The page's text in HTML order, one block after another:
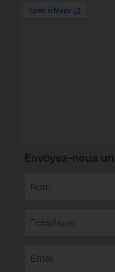
Envoyez-nous